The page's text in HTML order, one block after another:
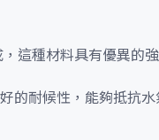
這種材料具有優異的
的耐候性，能夠抵抗